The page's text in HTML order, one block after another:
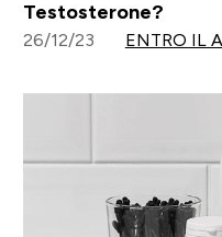
Testosterone?
26/12/23 ENTRO IL